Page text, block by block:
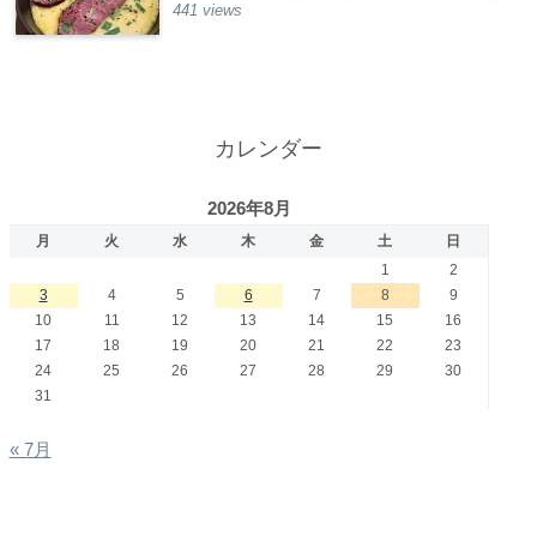
441 views
カレンダー
2026年8月
月 火 水 木 金 土
日
1
2
3
4 5 6 7 8
9
10
11 12 13 14 15
16
17
18 19 20 21 22
23
24
25 26 27 28 29
30
31
« 7月